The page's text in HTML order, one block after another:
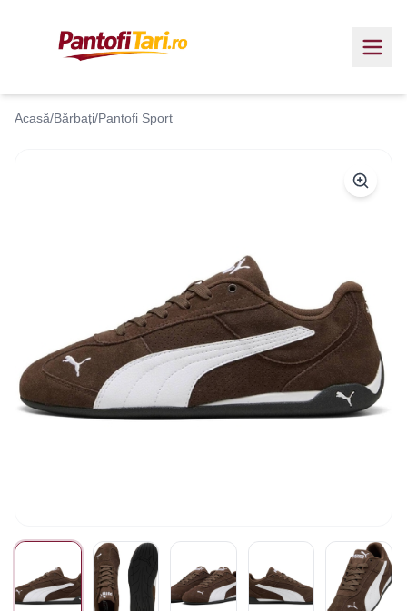
Acasă/Bărbați/Pantofi Sport